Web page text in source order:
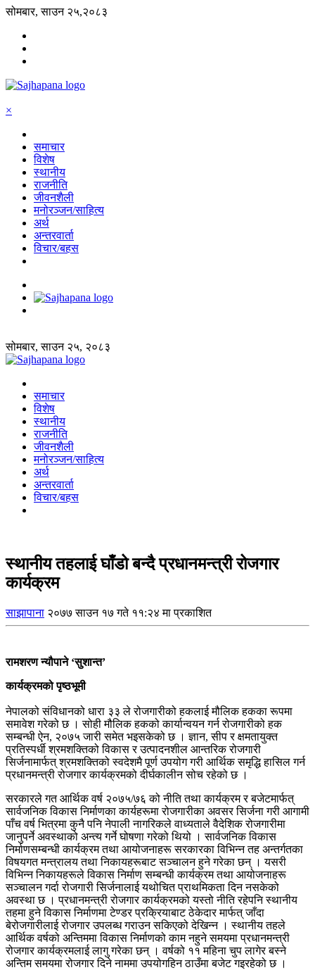
सोमबार, साउन २५,२०८३
×
समाचार
विशेष
स्थानीय
राजनीति
जीवनशैली
मनोरञ्जन/साहित्य
अर्थ
अन्तरवार्ता
विचार/बहस
सोमबार, साउन २५, २०८३
समाचार
विशेष
स्थानीय
राजनीति
जीवनशैली
मनोरञ्जन/साहित्य
अर्थ
अन्तरवार्ता
विचार/बहस
स्थानीय तहलाई घाँडो बन्दै प्रधानमन्त्री रोजगार
कार्यक्रम
साझापाना २०७७ साउन १७ गते ११:२४ मा प्रकाशित
रामशरण न्यौपाने ‘सुशान्त’
कार्यक्रमको पृष्ठभूमी
नेपालको संविधानको धारा ३३ ले रोजगारीको हकलाई मौलिक हकका रूपमा
समावेश गरेको छ । सोही मौलिक हकको कार्यान्वयन गर्न रोजगारीको हक
सम्बन्धी ऐन, २०७५ जारी समेत भइसकेको छ । ज्ञान, सीप र क्षमतायुक्त
प्रतिस्पर्धी श्रमशक्तिको विकास र उत्पादनशील आन्तरिक रोजगारी
सिर्जनामार्फत् श्रमशक्तिको स्वदेशमै पूर्ण उपयोग गरी आर्थिक समृद्धि हासिल गर्न
प्रधानमन्त्री रोजगार कार्यक्रमको दीर्घकालीन सोच रहेको छ ।
सरकारले गत आर्थिक वर्ष २०७५/७६ को नीति तथा कार्यक्रम र बजेटमार्फत्
सार्वजनिक विकास निर्माणका कार्यहरूमा रोजगारीका अवसर सिर्जना गरी आगामी
पाँच वर्ष भित्रमा कुनै पनि नेपाली नागरिकले वाध्यताले वैदेशिक रोजगारीमा
जानुपर्ने अवस्थाको अन्त्य गर्ने घोषणा गरेको थियो । सार्वजनिक विकास
निर्माणसम्बन्धी कार्यक्रम तथा आयोजनाहरू सरकारका विभिन्न तह अन्तर्गतका
विषयगत मन्त्रालय तथा निकायहरूबाट सञ्चालन हुने गरेका छन् । यसरी
विभिन्न निकायहरूले विकास निर्माण सम्बन्धी कार्यक्रम तथा आयोजनाहरू
सञ्चालन गर्दा रोजगारी सिर्जनालाई यथोचित प्राथमिकता दिन नसकेको
अवस्था छ । प्रधानमन्त्री रोजगार कार्यक्रमको यस्तो नीति रहेपनि स्थानीय
तहमा हुने विकास निर्माणमा टेण्डर प्रक्रियाबाट ठेकेदार मार्फत् जाँदा
बेरोजगारीलाई रोजगार उपलब्ध गराउन सकिएको देखिन्न । स्थानीय तहले
आर्थिक वर्षको अन्तिममा विकास निर्माणको काम नहुने समयमा प्रधानमन्त्री
रोजगार कार्यक्रमलाई लागु गरेका छन् । वर्षको ११ महिना चुप लागेर बस्ने
अन्तिम समयमा रोजगार दिने नाममा उपयोगहिन ठाउँमा बजेट गइरहेको छ ।